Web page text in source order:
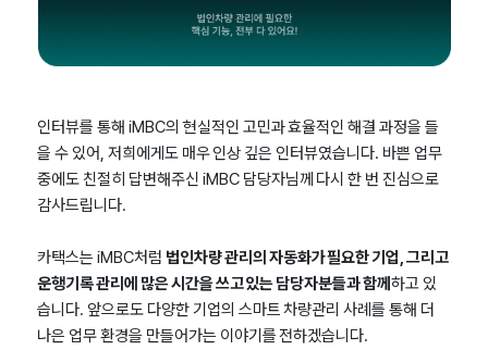
인터뷰를 통해 iMBC의 현실적인 고민과 효율적인 해결 과정을 들
을 수 있어, 저희에게도 매우 인상 깊은 인터뷰였습니다. 바쁜 업무
중에도 친절히 답변해주신 iMBC 담당자님께 다시 한 번 진심으로
감사드립니다.
카택스는 iMBC처럼 법인차량 관리의 자동화가 필요한 기업, 그리고
운행기록 관리에 많은 시간을 쓰고 있는 담당자분들과 함께하고 있
습니다. 앞으로도 다양한 기업의 스마트 차량관리 사례를 통해 더
나은 업무 환경을 만들어가는 이야기를 전하겠습니다.